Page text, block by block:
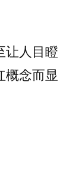
让人目瞪
概念而显